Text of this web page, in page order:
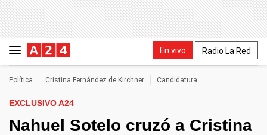
En vivo Radio La Red
Política Cristina Fernández de Kirchner Candidatura
EXCLUSIVO A24
Nahuel Sotelo cruzó a Cristina